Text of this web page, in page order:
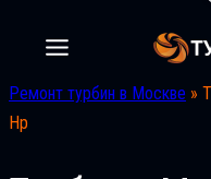
Ремонт турбин в Москве »
Hp